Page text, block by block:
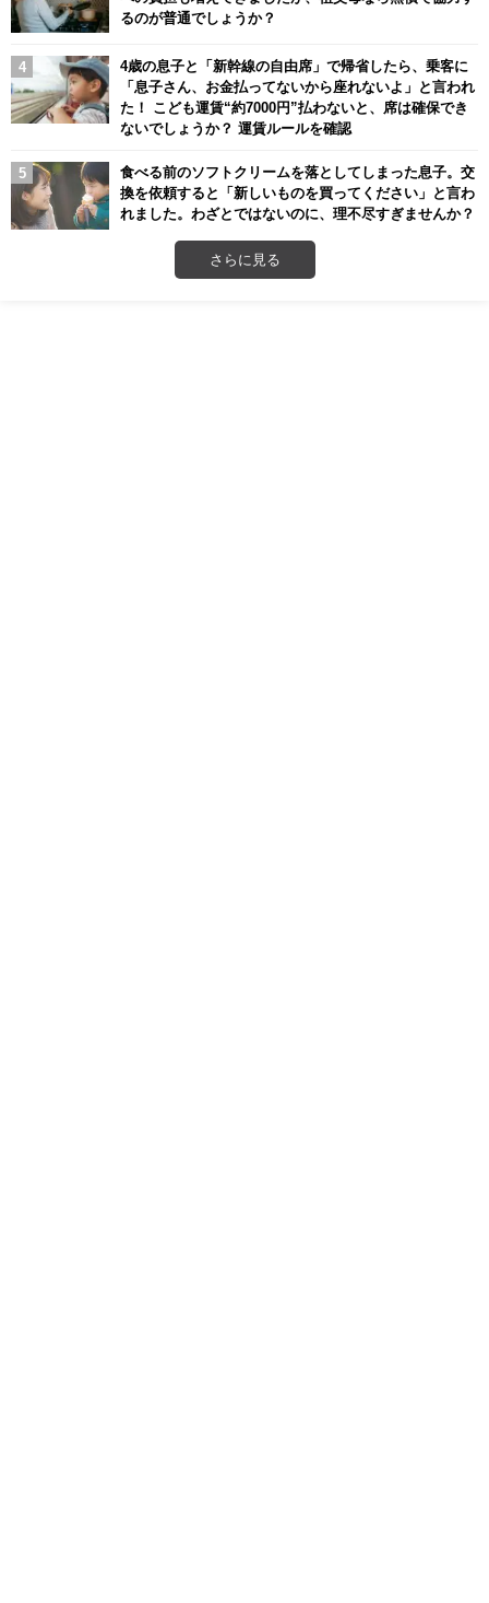
るのが普通でしょうか？
4歳の息子と「新幹線の自由席」で帰省したら、乗客に
「息子さん、お金払ってないから座れないよ」と言われ
た！ こども運賃“約7000円”払わないと、席は確保でき
ないでしょうか？ 運賃ルールを確認
食べる前のソフトクリームを落としてしまった息子。交
換を依頼すると「新しいものを買ってください」と言わ
れました。わざとではないのに、理不尽すぎませんか？
さらに見る